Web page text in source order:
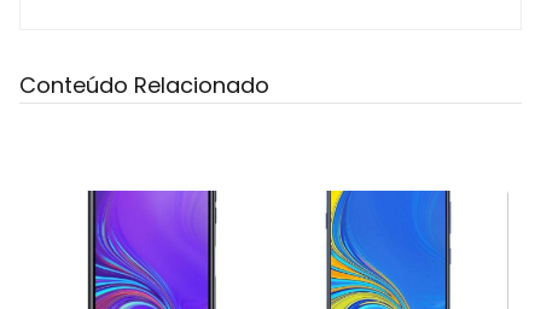
Conteúdo Relacionado